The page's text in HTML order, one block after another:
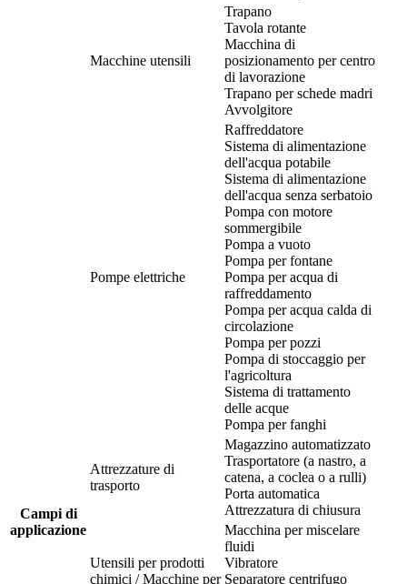
Campi di
applicazione
Macchine utensili
Trapano
Tavola rotante
Macchina di
posizionamento per centro
di lavorazione
Trapano per schede madri
Avvolgitore
Pompe elettriche
Raffreddatore
Sistema di alimentazione
dell'acqua potabile
Sistema di alimentazione
dell'acqua senza serbatoio
Pompa con motore
sommergibile
Pompa a vuoto
Pompa per fontane
Pompa per acqua di
raffreddamento
Pompa per acqua calda di
circolazione
Pompa per pozzi
Pompa di stoccaggio per
l'agricoltura
Sistema di trattamento
delle acque
Pompa per fanghi
Attrezzature di
trasporto
Magazzino automatizzato
Trasportatore (a nastro, a
catena, a coclea o a rulli)
Porta automatica
Attrezzatura di chiusura
Utensili per prodotti
chimici / Macchine per
Macchina per miscelare
fluidi
Vibratore
Separatore centrifugo